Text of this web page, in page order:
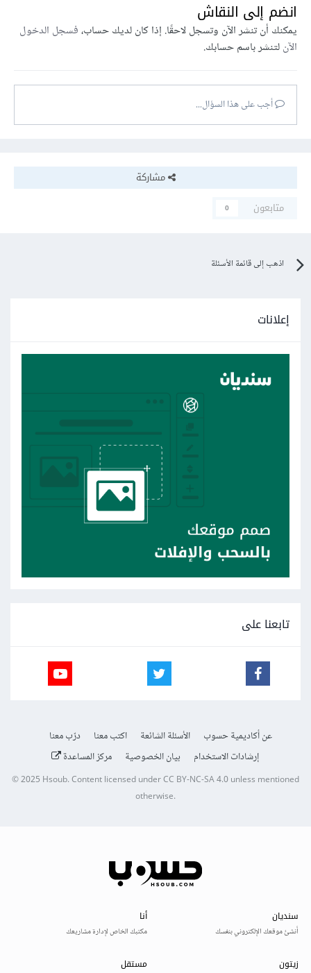
انضم إلى النقاش
يمكنك أن تنشر الآن وتسجل لاحقًا. إذا كان لديك حساب،فسجل الدخول
الآنلتنشر باسم حسابك.
أجب على هذا السؤال...
مشاركة
متابعون
0
اذهب إلى قائمة الأسئلة
إعلانات
تابعنا على
عن أكاديمية حسوب الأسئلة الشائعة اكتب معنا
درّب معنا
إرشادات الاستخدام
بيان الخصوصية مركز المساعدة
© 2025Hsoub.Content licensed underCC BY-NC-SA 4.0unless mentioned
otherwise.